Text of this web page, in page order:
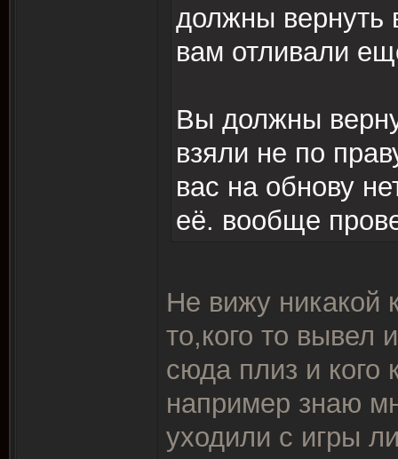
должны вернуть
вам отливали
Вы должны
взяли не по
вас на обнову
её. вообще
Не вижу никакой
то,кого то вывел
сюда плиз и кого
например знаю
уходили с игры